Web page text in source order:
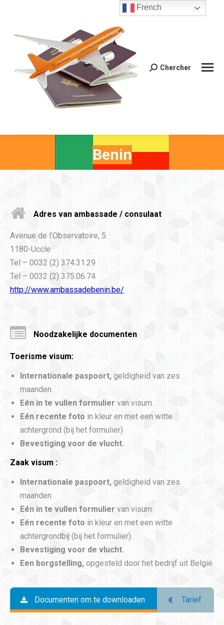
Recherche
Chercher
Benin
Adres van ambassade / consulaat
Avenue de l’Observatoire, 5
1180-Uccle
Tel – 0032 (2) 374.31.29
Tel – 0032 (2) 375.06.74
http://www.ambassadebenin.be/
Noodzakelijke documenten
Toerisme visum:
Internationale paspoort, geldigheid van zes
maanden.
Eén in te vullen formulier van visum.
Eén recente foto in kleur en met een witte
achtergrond (bij het formulier).
Bevestiging voor de vlucht.
Zaak visum :
Internationale paspoort, geldigheid van zes
maanden.
Eén in te vullen formulier van visum.
Eén recente foto in kleur en met een witte
achtergrondbij (bij het formulier).
Bevestiging voor de vlucht.
Een borgstelling, opgesteld door het bedrijf uit België.
Documenten om te downloaden Tarief
French